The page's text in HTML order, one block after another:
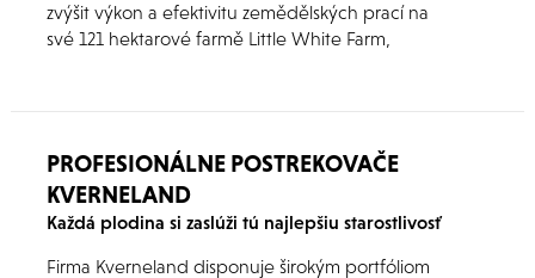
zvýšit výkon a efektivitu zemědělských prací na
své 121 hektarové farmě Little White Farm,
PROFESIONÁLNE POSTREKOVAČE
KVERNELAND
Každá plodina si zaslúži tú najlepšiu starostlivosť
Firma Kverneland disponuje širokým portfóliom